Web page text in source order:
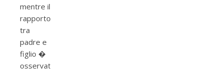
mentre il
rapporto
tra
padre e
figlio �
osservato